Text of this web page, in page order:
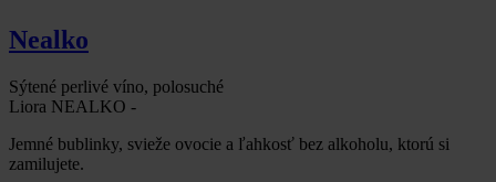
Nealko
Sýtené perlivé víno, polosuché
Liora NEALKO -
Jemné bublinky, svieže ovocie a ľahkosť bez alkoholu, ktorú si
zamilujete.